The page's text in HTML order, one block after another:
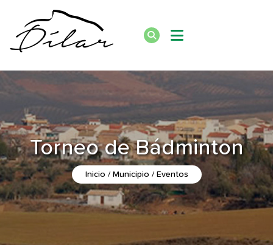
Torneo de Bádminton
Inicio Municipio Eventos